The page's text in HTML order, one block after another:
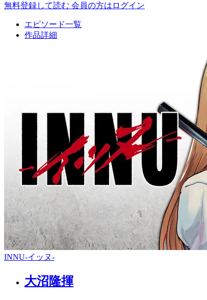
無料登録して読む 会員の方はログイン
エピソード一覧
作品詳細
INNU-イッヌ-
大沼隆揮